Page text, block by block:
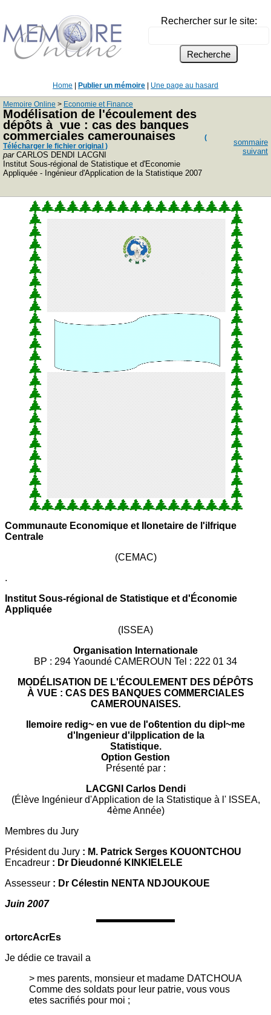
Rechercher sur le site:
Home Publier un mémoire Une page au hasard
Memoire Online > Economie et Finance
Modélisation de l'écoulement des
dépôts à vue : cas des banques
commerciales camerounaises
(
Télécharger le fichier original )
parCARLOS DENDI LACGNI
Institut Sous-régional de Statistique et d'Economie
Appliquée - Ingénieur d'Application de la Statistique 2007
sommaire
suivant
Communaute Economique et Ilonetaire de l'ilfrique
Centrale
(CEMAC)
.
Institut Sous-régional de Statistique et d'Économie
Appliquée
(ISSEA)
Organisation Internationale
BP : 294 Yaoundé CAMEROUN Tel : 222 01 34
MODÉLISATION DE L'ÉCOULEMENT DES DÉPÔTS
À VUE : CAS DES BANQUES COMMERCIALES
CAMEROUNAISES.
Ilemoire redig~ en vue de l'o6tention du dipl~me
d'Ingenieur d'ilpplication de la
Statistique.
Option Gestion
Présenté par :
LACGNI Carlos Dendi
(Élève Ingénieur d'Application de la Statistique à l' ISSEA,
4ème Année)
Membres du Jury
Président du Jury : M. Patrick Serges KOUONTCHOU
Encadreur : Dr Dieudonné KINKIELELE
Assesseur : Dr Célestin NENTA NDJOUKOUE
Juin 2007
ortorcAcrEs
Je dédie ce travail a
> mes parents, monsieur et madame DATCHOUA
Comme des soldats pour leur patrie, vous vous
etes sacrifiés pour moi ;